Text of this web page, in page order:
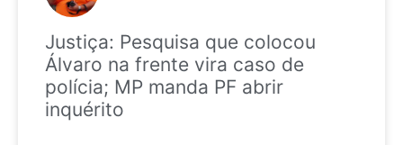
Justiça: Pesquisa que colocou
Álvaro na frente vira caso de
polícia; MP manda PF abrir
inquérito